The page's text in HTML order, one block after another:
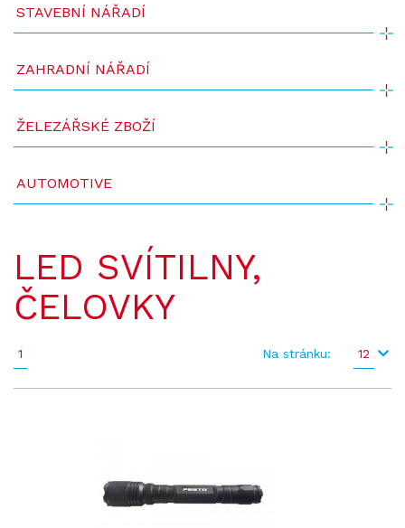
STAVEBNÍ NÁŘADÍ
ZAHRADNÍ NÁŘADÍ
ŽELEZÁŘSKÉ ZBOŽÍ
AUTOMOTIVE
LED SVÍTILNY,
ČELOVKY
1 Na stránku: 12